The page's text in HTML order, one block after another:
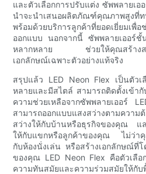
และตัวเลือกการปรับแต่ง ซัพพลายเ
นำจะนำเสนอผลิตภัณฑ์คุณภาพสูงที่
พร้อมด้วยบริการลูกค้าที่ยอดเยี่ยมเพื่
ออกแบบ นอกจากนี้ ซัพพลายเออร์ชั้
หลากหลาย ช่วยให้คุณสร้างสรร
เอกลักษณ์เฉพาะตัวอย่างแท้จริง
สรุปแล้ว LED Neon Flex เป็นตัวเ
หลายและมีสไตล์ สามารถติดตั้งเข้า
ความช่วยเหลือจากซัพพลายเออ
สามารถออกแบบแสงสว่างตามความ
สว่างให้กับบ้านหรือธุรกิจของคุณ แ
ให้กับแขกหรือลูกค้าของคุณ ไม่ว่าคุ
กับห้องนั่งเล่น หรือสร้างเอกลักษณ์ที่
ของคุณ LED Neon Flex คือตัวเลือ
ความทันสมัยและความร่วมสมัยให้กั